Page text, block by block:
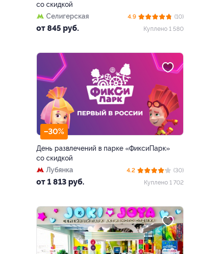
со скидкой
Селигерская
от 845 руб.
4.9
(10)
Куплено 1 580
–30%
День развлечений в парке «ФиксиПарк»
со скидкой
Лубянка
от 1 813 руб.
4.2
(30)
Куплено 1 702